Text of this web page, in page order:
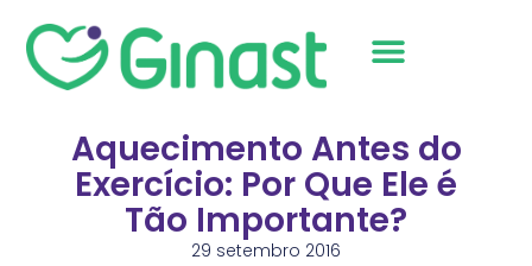
Aquecimento Antes do
Exercício: Por Que Ele é
Tão Importante?
29 setembro 2016